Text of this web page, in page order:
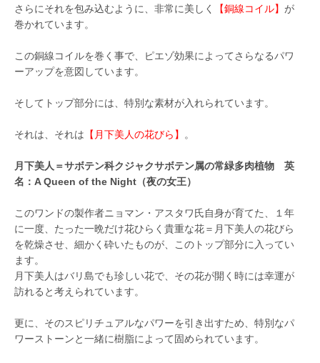
さらにそれを包み込むように、非常に美しく 【銅線コイル】 が
巻かれています。
この銅線コイルを巻く事で、ピエゾ効果によってさらなるパワ
ーアップを意図しています。
そしてトップ部分には、特別な素材が入れられています。
それは、それは 【月下美人の花びら】 。
月下美人＝サボテン科クジャクサボテン属の常緑多肉植物 英
名：A Queen of the Night（夜の女王）
このワンドの製作者ニョマン・アスタワ氏自身が育てた、１年
に一度、たった一晩だけ花ひらく貴重な花＝月下美人の花びら
を乾燥させ、細かく砕いたものが、このトップ部分に入ってい
ます。
月下美人はバリ島でも珍しい花で、その花が開く時には幸運が
訪れると考えられています。
更に、そのスピリチュアルなパワーを引き出すため、特別なパ
ワーストーンと一緒に樹脂によって固められています。